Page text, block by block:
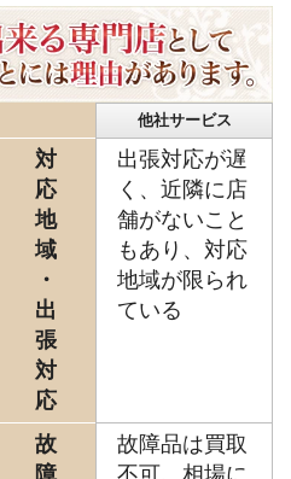
他社サービス
対
応
地
域
・
出
張
対
応
出張対応が遅
く、近隣に店
舗がないこと
もあり、対応
地域が限られ
ている
故
障
故障品は買取
不可、相場に